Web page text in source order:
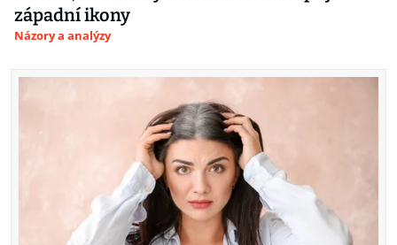
západní ikony
Názory a analýzy